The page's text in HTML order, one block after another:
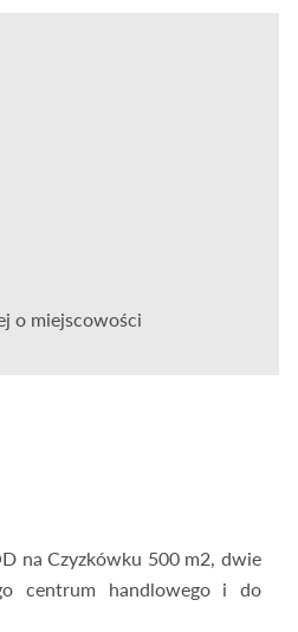
o miejscowości
na Czyzkówku 500 m2, dwie
centrum handlowego i do